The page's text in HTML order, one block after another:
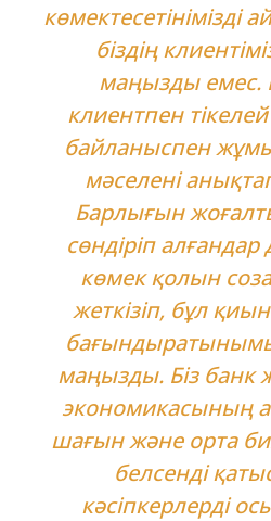
көмектесетінімізді
біздің
маңызды емес.
клиентпен тікелей
байланыспен
мәселені
Барлығын
сөндіріп
көмек қолын
жеткізіп, бұл
маңызды. Біз банк
экономикасының
шағын және орта
белсенді
кәсіпкерлерді